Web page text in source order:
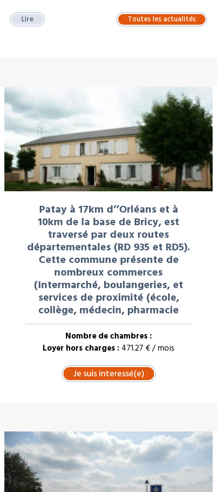
Lire Toutes les actualités
Patay à 17km d’’Orléans et à
10km de la base de Bricy, est
traversé par deux routes
départementales (RD 935 et RD5).
Cette commune présente de
nombreux commerces
(Intermarché, boulangeries, et
services de proximité (école,
collège, médecin, pharmacie
Nombre de chambres :
Loyer hors charges : 471.27 € / mois